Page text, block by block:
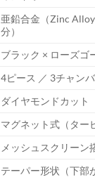
亜鉛合金（Zinc
分）
ブラック × ローズゴ
4ピース ／ 3チャン
ダイヤモンドカット
マグネット式（ター
メッシュスクリーン
テーパー形状（下部